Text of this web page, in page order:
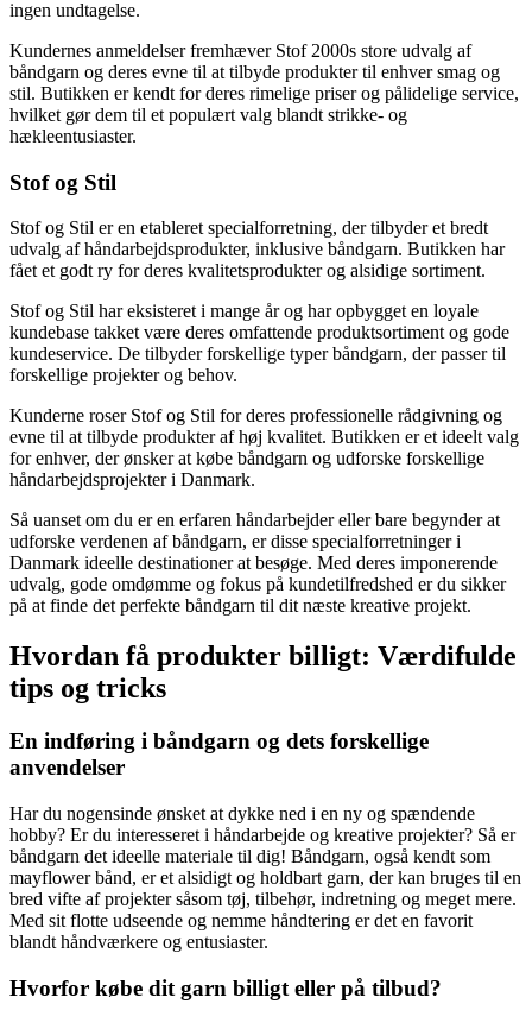
ingen undtagelse.
Kundernes anmeldelser fremhæver Stof 2000s store udvalg af
båndgarn og deres evne til at tilbyde produkter til enhver smag og
stil. Butikken er kendt for deres rimelige priser og pålidelige service,
hvilket gør dem til et populært valg blandt strikke- og
hækleentusiaster.
Stof og Stil
Stof og Stil er en etableret specialforretning, der tilbyder et bredt
udvalg af håndarbejdsprodukter, inklusive båndgarn. Butikken har
fået et godt ry for deres kvalitetsprodukter og alsidige sortiment.
Stof og Stil har eksisteret i mange år og har opbygget en loyale
kundebase takket være deres omfattende produktsortiment og gode
kundeservice. De tilbyder forskellige typer båndgarn, der passer til
forskellige projekter og behov.
Kunderne roser Stof og Stil for deres professionelle rådgivning og
evne til at tilbyde produkter af høj kvalitet. Butikken er et ideelt valg
for enhver, der ønsker at købe båndgarn og udforske forskellige
håndarbejdsprojekter i Danmark.
Så uanset om du er en erfaren håndarbejder eller bare begynder at
udforske verdenen af ​​båndgarn, er disse specialforretninger i
Danmark ideelle destinationer at besøge. Med deres imponerende
udvalg, gode omdømme og fokus på kundetilfredshed er du sikker
på at finde det perfekte båndgarn til dit næste kreative projekt.
Hvordan få produkter billigt: Værdifulde
tips og tricks
En indføring i båndgarn og dets forskellige
anvendelser
Har du nogensinde ønsket at dykke ned i en ny og spændende
hobby? Er du interesseret i håndarbejde og kreative projekter? Så er
båndgarn det ideelle materiale til dig! Båndgarn, også kendt som
mayflower bånd, er et alsidigt og holdbart garn, der kan bruges til en
bred vifte af projekter såsom tøj, tilbehør, indretning og meget mere.
Med sit flotte udseende og nemme håndtering er det en favorit
blandt håndværkere og entusiaster.
Hvorfor købe dit garn billigt eller på tilbud?